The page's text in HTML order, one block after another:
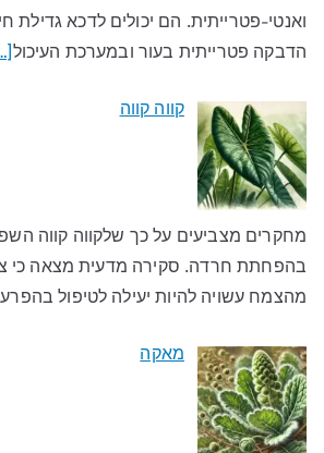
ואנטי-פטרייתית. הם יכולים לדכא גדילת
הדבקה פטרייתית בעור ובמערכת העיכול
קווה קווה
מחקרים מצביעים על כך שלקווה קווה
בהפחתת חרדה. סקירה מדעית מצאה כי
מהצמח עשויה להיות יעילה לטיפול
מאקה